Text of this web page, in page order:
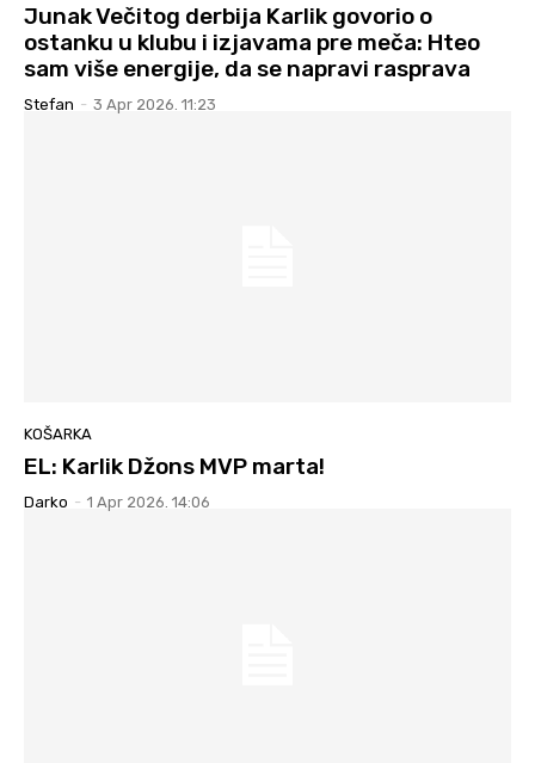
Junak Večitog derbija Karlik govorio o
ostanku u klubu i izjavama pre meča: Hteo
sam više energije, da se napravi rasprava
Stefan - 3 Apr 2026. 11:23
KOŠARKA
EL: Karlik Džons MVP marta!
Darko - 1 Apr 2026. 14:06